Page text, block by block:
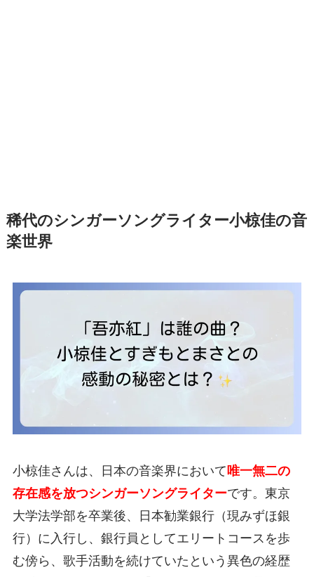
稀代のシンガーソングライター小椋佳の音
楽世界
小椋佳さんは、日本の音楽界において唯一無二の
存在感を放つシンガーソングライターです。東京
大学法学部を卒業後、日本勧業銀行（現みずほ銀
行）に入行し、銀行員としてエリートコースを歩
む傍ら、歌手活動を続けていたという異色の経歴